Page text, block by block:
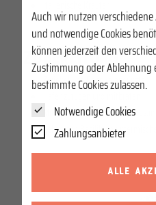
ZUBEREITUNG
Zwiebel und Paprika andünsten
Mit den Gewürzen und
gehackten Basilikum
Auch wir nutzen verschiedene
und notwendige Cookies
können jederzeit den
Zustimmung oder
bestimmte Cookies zulassen.
Notwendige Cookies
Zahlungsanbieter
ALLE